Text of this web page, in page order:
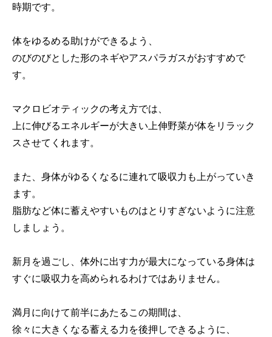
時期です。
体をゆるめる助けができるよう、
のびのびとした形のネギやアスパラガスがおすすめで
す。
マクロビオティックの考え方では、
上に伸びるエネルギーが大きい上伸野菜が体をリラック
スさせてくれます。
また、身体がゆるくなるに連れて吸収力も上がっていき
ます。
脂肪など体に蓄えやすいものはとりすぎないように注意
しましょう。
新月を過ごし、体外に出す力が最大になっている身体は
すぐに吸収力を高められるわけではありません。
満月に向けて前半にあたるこの期間は、
徐々に大きくなる蓄える力を後押しできるように、